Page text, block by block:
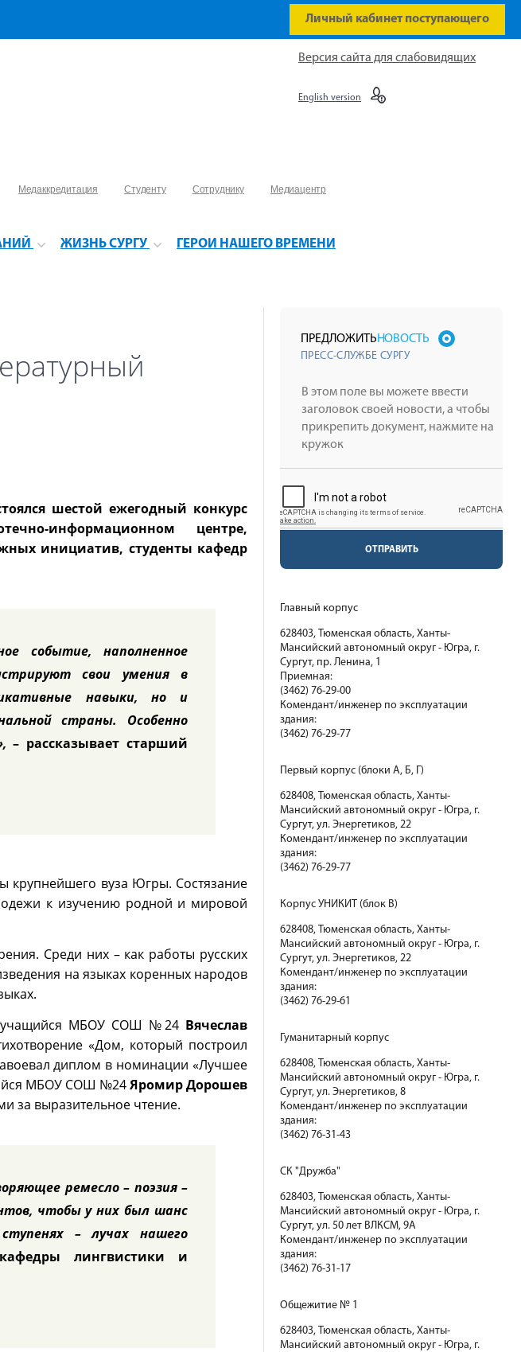
Личный кабинет поступающего
Медаккредитация Студенту Сотруднику
Медиацентр
ЖИЗНЬ СУРГУ
ГЕРОИ НАШЕГО ВРЕМЕНИ
Версия сайта для слабовидящих
English version
шестой ежегодный конкурс
информационном центре,
инициатив, студенты кафедр
событие, наполненное
свои умения в
навыки, но и
страны. Особенно
– рассказывает старший
крупнейшего вуза Югры. Состязание
к изучению родной и мировой
Среди них – как работы русских
на языках коренных народов
учащийся МБОУ СОШ №24 Вячеслав
«Дом, который построил
диплом в номинации «Лучшее
МБОУ СОШ №24Яромир Дорошев
за выразительное чтение.
ремесло – поэзия –
чтобы у них был шанс
– лучах нашего
лингвистики и
ПРЕДЛОЖИТЬНОВОСТЬ
ПРЕСС-СЛУЖБЕ СУРГУ
ОТПРАВИТЬ
Главный корпус
628403, Тюменская область, Ханты-
Мансийский автономный округ - Югра, г.
Сургут, пр. Ленина, 1
Приемная:
(3462) 76-29-00
Комендант/инженер по эксплуатации
здания:
(3462) 76-29-77
Первый корпус (блоки А, Б, Г)
628408, Тюменская область, Ханты-
Мансийский автономный округ - Югра, г.
Сургут, ул. Энергетиков, 22
Комендант/инженер по эксплуатации
здания:
(3462) 76-29-77
Корпус УНИКИТ (блок В)
628408, Тюменская область, Ханты-
Мансийский автономный округ - Югра, г.
Сургут, ул. Энергетиков, 22
Комендант/инженер по эксплуатации
здания:
(3462) 76-29-61
Гуманитарный корпус
628408, Тюменская область, Ханты-
Мансийский автономный округ - Югра, г.
Сургут, ул. Энергетиков, 8
Комендант/инженер по эксплуатации
здания:
(3462) 76-31-43
СК "Дружба"
628403, Тюменская область, Ханты-
Мансийский автономный округ - Югра, г.
Сургут, ул. 50 лет ВЛКСМ, 9А
Комендант/инженер по эксплуатации
здания:
(3462) 76-31-17
Общежитие № 1
628403, Тюменская область, Ханты-
Мансийский автономный округ - Югра, г.